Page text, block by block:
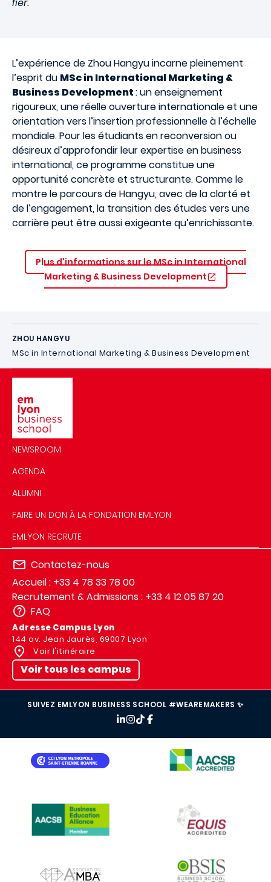
L’expérience de Zhou Hangyu incarne pleinement
l’esprit du MSc in International Marketing &
Business Development: un enseignement
rigoureux, une réelle ouverture internationale et une
orientation vers l’insertion professionnelle à l’échelle
mondiale. Pour les étudiants en reconversion ou
désireux d’approfondir leur expertise en business
international, ce programme constitue une
opportunité concrète et structurante. Comme le
montre le parcours de Hangyu, avec de la clarté et
de l’engagement, la transition des études vers une
carrière peut être aussi exigeante qu’enrichissante.
Plus d'informations sur le MSc in International
Marketing & Business Development
ZHOU HANGYU
MSc in International Marketing & Business Development
NEWSROOM
AGENDA
ALUMNI
FAIRE UN DON À LA FONDATION EMLYON
EMLYON RECRUTE
Contactez-nous
Accueil : +33 4 78 33 78 00
Recrutement & Admissions : +33 4 12 05 87 20
FAQ
Adresse Campus Lyon
144 av. Jean Jaurès, 69007 Lyon
Voir l'itinéraire
Voir tous les campus
SUIVEZ EMLYON BUSINESS SCHOOL #WEAREMAKERS ✨
IMAGE
IMAGE
IMAGE